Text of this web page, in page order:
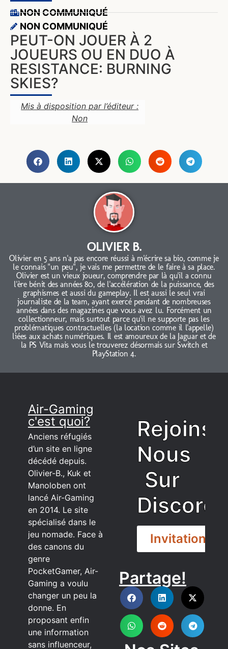
NON COMMUNIQUÉ
NON COMMUNIQUÉ
PEUT-ON JOUER À 2
JOUEURS OU EN DUO À
RESISTANCE: BURNING
SKIES?
Mis à disposition par l’éditeur :
Non
OLIVIER B.
Olivier en 5 ans n'a pas encore réussi à m'écrire sa bio, comme je
le connais "un peu", je vais me permettre de le faire à sa place.
Olivier est un vieux joueur, comprendre par là qu'il a connu
l'ère bénit des années 80, de l'accélération de la puissance, des
graphismes et aussi du gameplay. Il est aussi le seul vrai
journaliste de la team, ayant exercé pendant de nombreuses
années dans des magazines que vous avez lu. Forcément un
collectionneur, mais surtout parce qu'il ne supporte pas les
problématiques contractuelles (la location comme il l'appelle)
liées aux achats numériques. Il est amoureux de la Jaguar et de
la PS Vita mais vous le trouverez désormais sur Switch et
PlayStation 4.
Air-Gaming
c'est quoi?
Anciens réfugiés
d’un site en ligne
décédé depuis.
Olivier-B., Kuk et
Manoloben ont
lancé Air-Gaming
en 2014. Le site
spécialisé dans le
jeu nomade. Face à
des canons du
genre
PocketGamer, Air-
Gaming a voulu
changer un peu la
donne. En
proposant enfin
une information
sans influenceur,
Rejoins
Nous
Sur
Discord
Invitation
DISCORD
Partage!